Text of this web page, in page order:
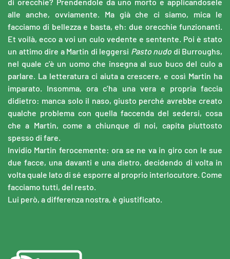
alle anche, ovviamente. Ma già che ci siamo, mica le
facciamo di bellezza e basta, eh: due orecchie funzionanti.
Et voilà, ecco a voi un culo vedente e sentente. Poi è stato
un attimo dire a Martin di leggersi Pasto nudodi Burroughs,
nel quale c’è un uomo che insegna al suo buco del culo a
parlare. La letteratura ci aiuta a crescere, e così Martin ha
imparato. Insomma, ora c’ha una vera e propria faccia
didietro: manca solo il naso, giusto perché avrebbe creato
qualche problema con quella faccenda del sedersi, cosa
che a Martin, come a chiunque di noi, capita piuttosto
spesso di fare.
Invidio Martin ferocemente: ora se ne va in giro con le sue
due facce, una davanti e una dietro, decidendo di volta in
volta quale lato di sé esporre al proprio interlocutore. Come
facciamo tutti, del resto.
Lui però, a differenza nostra, è giustificato.